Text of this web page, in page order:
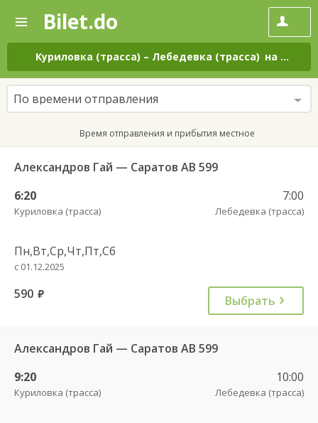
—
Поиск
и
покупка
билетов
на
автобус
онлайн
Bilet.do
Куриловка (трасса) – Лебедевка (трасса) на все дни
По времени отправления
Время отправления и прибытия местное
Александров Гай — Саратов АВ 599
6:20
Куриловка (трасса)
7:00
Лебедевка (трасса)
Пн,Вт,Ср,Чт,Пт,Сб
с 01.12.2025
590 руб. Выбрать
Александров Гай — Саратов АВ 599
9:20
Куриловка (трасса)
10:00
Лебедевка (трасса)